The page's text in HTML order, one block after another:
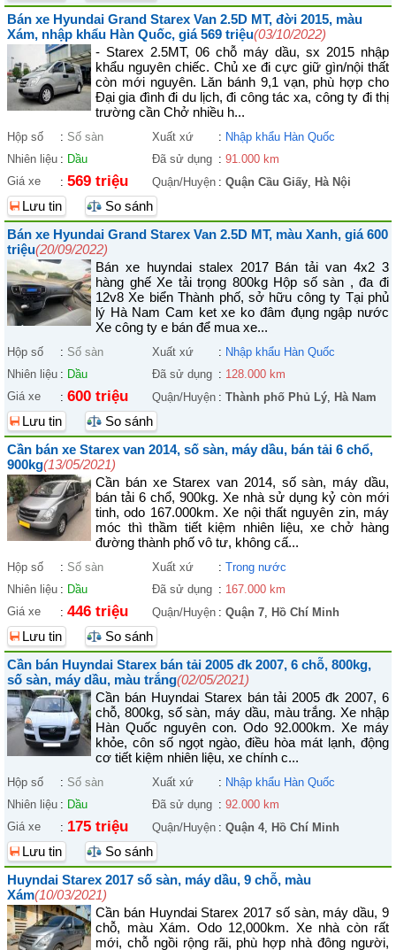
Bán xe Hyundai Grand Starex Van 2.5D MT, đời 2015, màu
Xám, nhập khẩu Hàn Quốc, giá 569 triệu(03/10/2022)
- Starex 2.5MT, 06 chỗ máy dầu, sx 2015 nhập
khẩu nguyên chiếc. Chủ xe đi cực giữ gìn/nội thất
còn mới nguyên. Lăn bánh 9,1 vạn, phù hợp cho
Đại gia đình đi du lịch, đi công tác xa, công ty đi thị
trường cần Chở nhiều h...
Hộp số : Số sàn Xuất xứ : Nhập khẩu Hàn Quốc
Nhiên liệu : Dầu Đã sử dụng : 91.000 km
Giá xe
: 569 triệu Quận/Huyện : Quận Cầu Giấy, Hà Nội
Lưu tin
So sánh
Bán xe Hyundai Grand Starex Van 2.5D MT, màu Xanh, giá 600
triệu(20/09/2022)
Bán xe huyndai stalex 2017 Bán tải van 4x2 3
hàng ghế Xe tải trọng 800kg Hộp số sàn , đa đi
12v8 Xe biển Thành phố, sở hữu công ty Tại phủ
lý Hà Nam Cam ket xe ko đâm đụng ngập nước
Xe công ty e bán để mua xe...
Hộp số : Số sàn Xuất xứ : Nhập khẩu Hàn Quốc
Nhiên liệu : Dầu Đã sử dụng : 128.000 km
Giá xe
: 600 triệu Quận/Huyện : Thành phố Phủ Lý, Hà Nam
Lưu tin
So sánh
Cần bán xe Starex van 2014, số sàn, máy dầu, bán tải 6 chổ,
900kg(13/05/2021)
Cần bán xe Starex van 2014, số sàn, máy dầu,
bán tải 6 chổ, 900kg. Xe nhà sử dụng kỷ còn mới
tinh, odo 167.000km. Xe nội thất nguyên zin, máy
móc thì thầm tiết kiệm nhiên liệu, xe chở hàng
đường thành phố vô tư, không cấ...
Hộp số : Số sàn Xuất xứ : Trong nước
Nhiên liệu : Dầu Đã sử dụng : 167.000 km
Giá xe
: 446 triệu Quận/Huyện : Quận 7, Hồ Chí Minh
Lưu tin
So sánh
Cần bán Huyndai Starex bán tải 2005 đk 2007, 6 chỗ, 800kg,
số sàn, máy dầu, màu trắng(02/05/2021)
Cần bán Huyndai Starex bán tải 2005 đk 2007, 6
chỗ, 800kg, số sàn, máy dầu, màu trắng. Xe nhập
Hàn Quốc nguyên con. Odo 92.000km. Xe máy
khỏe, côn số ngọt ngào, điều hòa mát lạnh, động
cơ tiết kiệm nhiên liệu, xe chính c...
Hộp số : Số sàn Xuất xứ : Nhập khẩu Hàn Quốc
Nhiên liệu : Dầu Đã sử dụng : 92.000 km
Giá xe
: 175 triệu Quận/Huyện : Quận 4, Hồ Chí Minh
Lưu tin
So sánh
Huyndai Starex 2017 số sàn, máy dầu, 9 chỗ, màu
Xám(10/03/2021)
Cần bán Huyndai Starex 2017 số sàn, máy dầu, 9
chỗ, màu Xám. Odo 12,000km. Xe nhà còn rất
mới, chỗ ngồi rộng rãi, phù hợp nhà đông người,